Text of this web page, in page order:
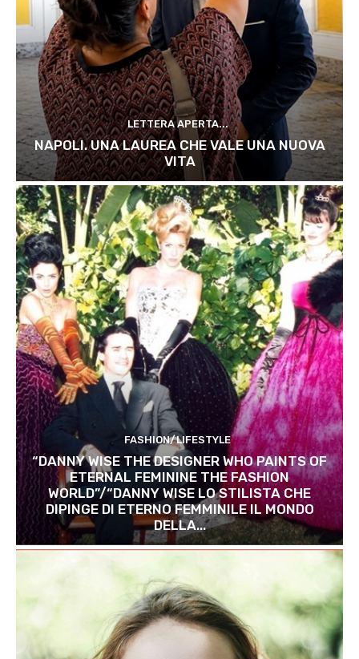
LETTERA APERTA...
NAPOLI. UNA LAUREA CHE VALE UNA NUOVA
VITA
FASHION/LIFESTYLE
“DANNY WISE THE DESIGNER WHO PAINTS OF
ETERNAL FEMININE THE FASHION
WORLD”/“DANNY WISE LO STILISTA CHE
DIPINGE DI ETERNO FEMMINILE IL MONDO
DELLA...